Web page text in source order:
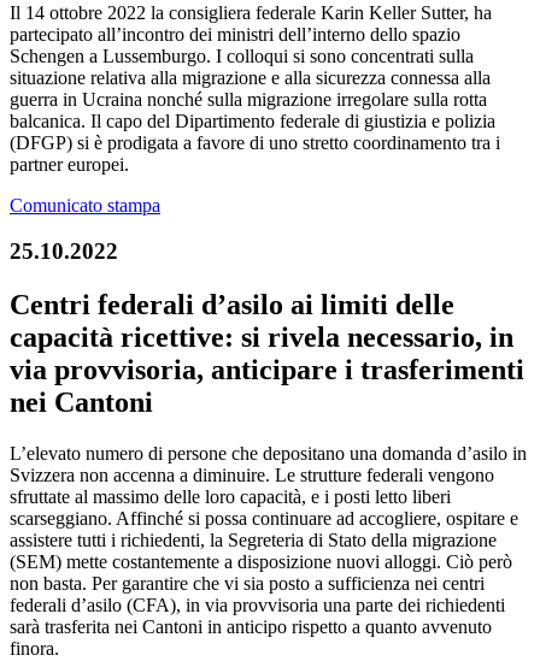
Il 14 ottobre 2022 la consigliera federale Karin Keller Sutter, ha
partecipato all’incontro dei ministri dell’interno dello spazio
Schengen a Lussemburgo. I colloqui si sono concentrati sulla
situazione relativa alla migrazione e alla sicurezza connessa alla
guerra in Ucraina nonché sulla migrazione irregolare sulla rotta
balcanica. Il capo del Dipartimento federale di giustizia e polizia
(DFGP) si è prodigata a favore di uno stretto coordinamento tra i
partner europei.
Comunicato stampa
25.10.2022
Centri federali d’asilo ai limiti delle
capacità ricettive: si rivela necessario, in
via provvisoria, anticipare i trasferimenti
nei Cantoni
L’elevato numero di persone che depositano una domanda d’asilo in
Svizzera non accenna a diminuire. Le strutture federali vengono
sfruttate al massimo delle loro capacità, e i posti letto liberi
scarseggiano. Affinché si possa continuare ad accogliere, ospitare e
assistere tutti i richiedenti, la Segreteria di Stato della migrazione
(SEM) mette costantemente a disposizione nuovi alloggi. Ciò però
non basta. Per garantire che vi sia posto a sufficienza nei centri
federali d’asilo (CFA), in via provvisoria una parte dei richiedenti
sarà trasferita nei Cantoni in anticipo rispetto a quanto avvenuto
finora.